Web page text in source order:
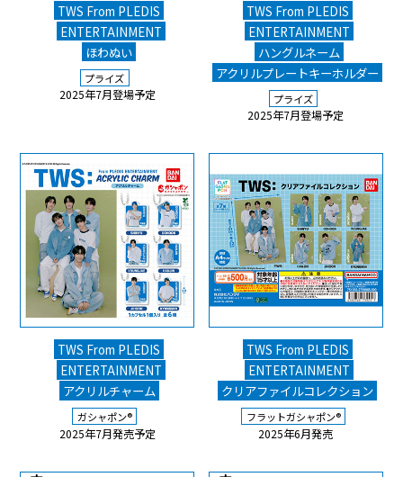
TWS From PLEDIS
ENTERTAINMENT
ほわぬい
プライズ
2025年7月登場予定
TWS From PLEDIS
ENTERTAINMENT
ハングルネーム
アクリルプレートキーホルダー
プライズ
2025年7月登場予定
TWS From PLEDIS
ENTERTAINMENT
アクリルチャーム
ガシャポン®
2025年7月発売予定
TWS From PLEDIS
ENTERTAINMENT
クリアファイルコレクション
フラットガシャポン®
2025年6月発売